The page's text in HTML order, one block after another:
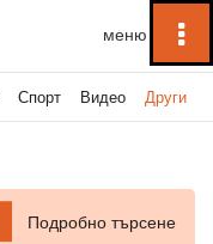
Спорт Видео Други
Подробно търсене